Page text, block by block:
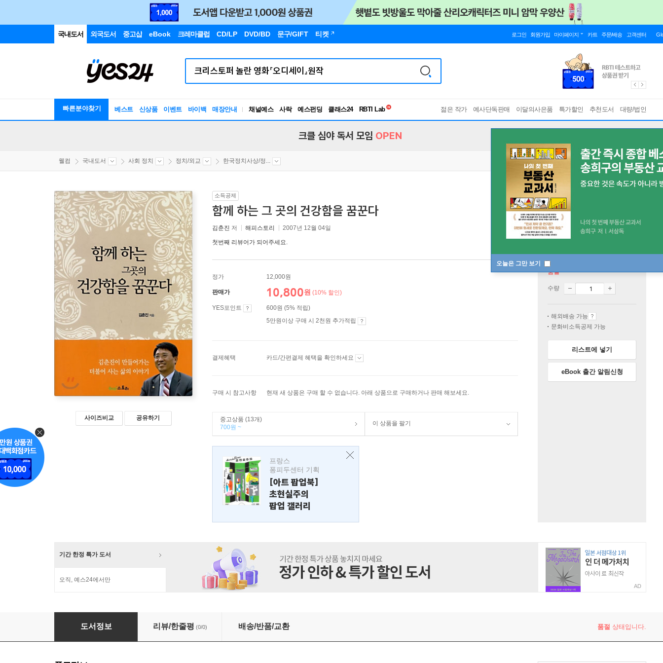
국내도서 외국도서 중고샵 eBook 크레마클럽 CD/LP DVD/BD 문구/GIFT 티켓 로그인 회원가입 마이페이지 카트 주문/배송 고객센터
빠른분야찾기 베스트 신상품 이벤트 바이백 매장안내 채널예스 사락 예스펀딩 클래스24
독서유형검사
젊은 작가 예사단독판매 이달의사은품 특가할인 추천도서 대량/법인
오늘은 그만 보기
크클 심야 독서 모임 OPEN
웰컴 국내도서 사회 정치 정치/외교 한국정치사상/정...
사이즈비교 공유하기
소득공제
함께 하는 그 곳의 건강함을 꿈꾼다
김춘진 저 해피스토리 2007년 12월 04일
첫번째 리뷰어가 되어주세요.
정가 12,000원
판매가 10,800원 (10% 할인)
YES포인트
600원 (5% 적립)
5만원이상 구매 시 2천원 추가적립
결제혜택 카드/간편결제 혜택을 확인하세요
구매 시 참고사항 현재 새 상품은 구매 할 수 없습니다. 아래 상품으로 구매하거나 판매 해보세요.
중고상품 (13개)
700원 ~
이 상품을 팔기
프랑스
퐁피두센터 기획
[아트 팝업북]
초현실주의
팝업 갤러리
품절
수량
해외배송 가능
문화비소득공제 가능
리스트에 넣기
eBook 출간 알림신청
기간 한정 특가 도서
오직, 예스24에서만
AD
함께 하는 그 곳의 건강함을 꿈꾼다
도서정보 리뷰/한줄평 (0/0) 배송/반품/교환 품절 상태입니다.